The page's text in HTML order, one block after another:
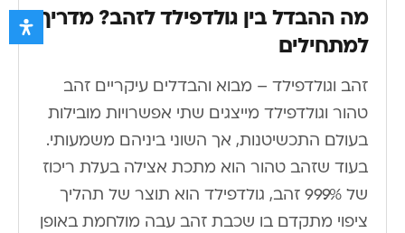
מה ההבדל בין גולדפילד לזהב? מדריך
למתחילים
זהב וגולדפילד – מבוא והבדלים עיקריים זהב
טהור וגולדפילד מייצגים שתי אפשרויות מובילות
בעולם התכשיטנות, אך השוני ביניהם משמעותי.
בעוד שזהב טהור הוא מתכת אצילה בעלת ריכוז
של 99.9% זהב, גולדפילד הוא תוצר של תהליך
ציפוי מתקדם בו שכבת זהב עבה מולחמת באופן